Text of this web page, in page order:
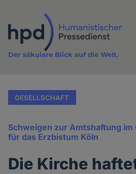
Inhalt
Der säkulare Blick auf die Welt.
GESELLSCHAFT
Schweigen zur Amtshaftung
für das Erzbistum Köln
Die Kirche